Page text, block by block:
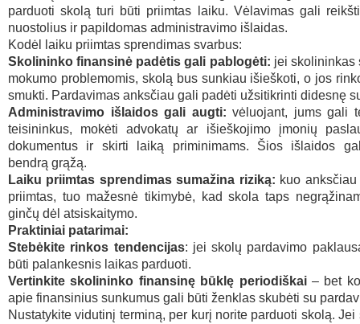
parduoti skolą turi būti priimtas laiku. Vėlavimas gali
nuostolius ir papildomas administravimo išlaidas.
Kodėl laiku priimtas sprendimas svarbus:
Skolininko finansinė padėtis gali pablogėti: jei skolininkas
mokumo problemomis, skolą bus sunkiau išieškoti, o jos
smukti. Pardavimas anksčiau gali padėti užsitikrinti didesnę
Administravimo išlaidos gali augti: vėluojant, jums gali
teisininkus, mokėti advokatų ar išieškojimo įmonių
dokumentus ir skirti laiką priminimams. Šios išlaidos
bendrą grąžą.
Laiku priimtas sprendimas sumažina riziką: kuo
priimtas, tuo mažesnė tikimybė, kad skola taps
ginčų dėl atsiskaitymo.
Praktiniai patarimai:
Stebėkite rinkos tendencijas: jei skolų pardavimo
būti palankesnis laikas parduoti.
Vertinkite skolininko finansinę būklę periodiškai– bet
apie finansinius sunkumus gali būti ženklas skubėti su
Nustatykite vidutinį terminą, per kurį norite parduoti skolą. Jei